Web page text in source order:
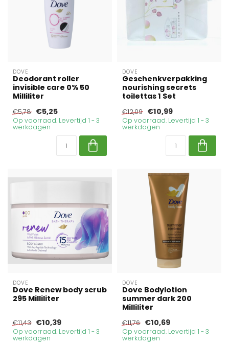
DOVE
Deodorant roller
invisible care 0% 50
Milliliter
€5,78 €5,25
Op voorraad. Levertijd 1 - 3
werkdagen
DOVE
Geschenkverpakking
nourishing secrets
toilettas 1 Set
€12,09 €10,99
Op voorraad. Levertijd 1 - 3
werkdagen
DOVE
Dove Renew body scrub
295 Milliliter
€11,43 €10,39
Op voorraad. Levertijd 1 - 3
werkdagen
DOVE
Dove Bodylotion
summer dark 200
Milliliter
€11,76 €10,69
Op voorraad. Levertijd 1 - 3
werkdagen